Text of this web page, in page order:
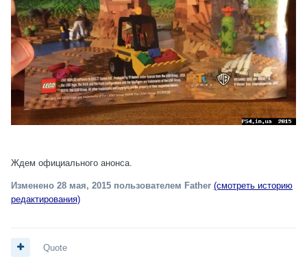
Ждем официального анонса.
Изменено 28 мая, 2015 пользователем Father (смотреть историю
редактирования)
Quote